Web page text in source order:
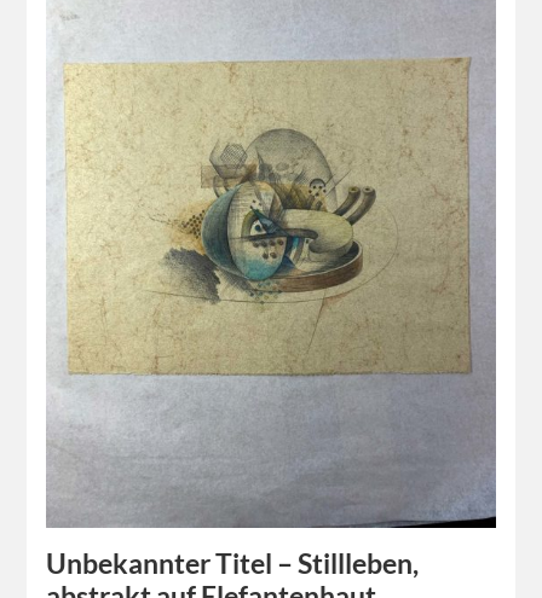
Unbekannter Titel – Stillleben,